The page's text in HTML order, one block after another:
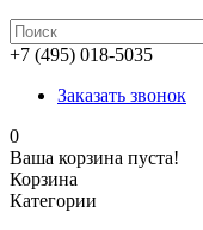
+7 (495) 018-5035
Заказать звонок
0
Ваша корзина пуста!
Корзина
Категории